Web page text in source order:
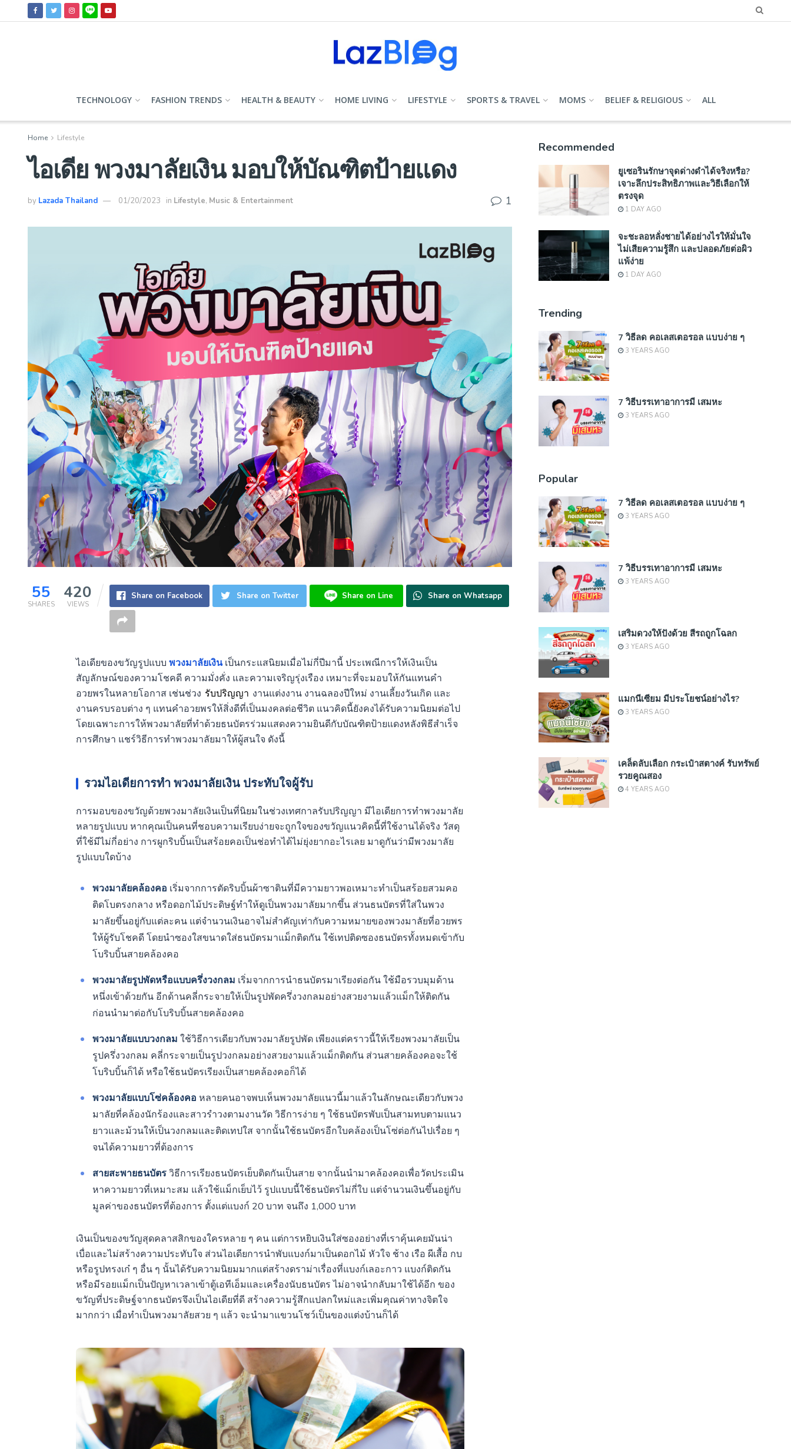
TECHNOLOGY FASHION TRENDS HEALTH & BEAUTY HOME LIVING LIFESTYLE SPORTS & TRAVEL MOMS BELIEF & RELIGIOUS ALL
Home Lifestyle
ไอเดีย พวงมาลัยเงิน มอบให้บัณฑิตป้ายแดง
by Lazada Thailand 01/20/2023 in Lifestyle, Music & Entertainment 1
55
SHARES
420
VIEWS
Share on Facebook Share on Twitter Share on Line Share on Whatsapp
ไอเดียของขวัญรูปแบบ พวงมาลัยเงินเป็นกระแสนิยมเมื่อไม่กี่ปีมานี้ ประเพณีการให้เงินเป็น
สัญลักษณ์ของความโชคดี ความมั่งคั่ง และความเจริญรุ่งเรือง เหมาะที่จะมอบให้กันแทนคำ
อวยพรในหลายโอกาส เช่นช่วง รับปริญญา งานแต่งงาน งานฉลองปีใหม่ งานเลี้ยงวันเกิด และ
งานครบรอบต่าง ๆ แทนคำอวยพรให้สิ่งดีที่เป็นมงคลต่อชีวิต แนวคิดนี้ยังคงได้รับความนิยมต่อไป
โดยเฉพาะการให้พวงมาลัยที่ทำด้วยธนบัตรร่วมแสดงความยินดีกับบัณฑิตป้ายแดงหลังพิธีสำเร็จ
การศึกษา แชร์วิธีการทำพวงมาลัยมาให้ผู้สนใจ ดังนี้
รวมไอเดียการทำพวงมาลัยเงินประทับใจผู้รับ
การมอบของขวัญด้วยพวงมาลัยเงินเป็นที่นิยมในช่วงเทศกาลรับปริญญา มีไอเดียการทำพวงมาลัย
หลายรูปแบบ หากคุณเป็นคนที่ชอบความเรียบง่ายจะถูกใจของขวัญแนวคิดนี้ที่ใช้งานได้จริง วัสดุ
ที่ใช้มีไม่กี่อย่าง การผูกริบบิ้นเป็นสร้อยคอเป็นช่อทำได้ไม่ยุ่งยากอะไรเลย มาดูกันว่ามีพวงมาลัย
รูปแบบใดบ้าง
พวงมาลัยคล้องคอ เริ่มจากการตัดริบบิ้นผ้าซาตินที่มีความยาวพอเหมาะทำเป็นสร้อยสวมคอ
ติดโบตรงกลาง หรือดอกไม้ประดิษฐ์ทำให้ดูเป็นพวงมาลัยมากขึ้น ส่วนธนบัตรที่ใส่ในพวง
มาลัยขึ้นอยู่กับแต่ละคน แต่จำนวนเงินอาจไม่สำคัญเท่ากับความหมายของพวงมาลัยที่อวยพร
ให้ผู้รับโชคดี โดยนำซองใสขนาดใส่ธนบัตรมาแม็กติดกัน ใช้เทปติดซองธนบัตรทั้งหมดเข้ากับ
โบริบบิ้นสายคล้องคอ
พวงมาลัยรูปพัดหรือแบบครึ่งวงกลม เริ่มจากการนำธนบัตรมาเรียงต่อกัน ใช้มือรวบมุมด้าน
หนึ่งเข้าด้วยกัน อีกด้านคลี่กระจายให้เป็นรูปพัดครึ่งวงกลมอย่างสวยงามแล้วแม็กให้ติดกัน
ก่อนนำมาต่อกับโบริบบิ้นสายคล้องคอ
พวงมาลัยแบบวงกลม ใช้วิธีการเดียวกับพวงมาลัยรูปพัด เพียงแต่คราวนี้ให้เรียงพวงมาลัยเป็น
รูปครึ่งวงกลม คลี่กระจายเป็นรูปวงกลมอย่างสวยงามแล้วแม็กติดกัน ส่วนสายคล้องคอจะใช้
โบริบบิ้นก็ได้ หรือใช้ธนบัตรเรียงเป็นสายคล้องคอก็ได้
พวงมาลัยแบบโซ่คล้องคอ หลายคนอาจพบเห็นพวงมาลัยแนวนี้มาแล้วในลักษณะเดียวกับพวง
มาลัยที่คล้องนักร้องและสาวรำวงตามงานวัด วิธีการง่าย ๆ ใช้ธนบัตรพับเป็นสามทบตามแนว
ยาวและม้วนให้เป็นวงกลมและติดเทปใส จากนั้นใช้ธนบัตรอีกใบคล้องเป็นโซ่ต่อกันไปเรื่อย ๆ
จนได้ความยาวที่ต้องการ
สายสะพายธนบัตรวิธีการเรียงธนบัตรเย็บติดกันเป็นสาย จากนั้นนำมาคล้องคอเพื่อวัดประเมิน
หาความยาวที่เหมาะสม แล้วใช้แม็กเย็บไว้ รูปแบบนี้ใช้ธนบัตรไม่กี่ใบ แต่จำนวนเงินขึ้นอยู่กับ
มูลค่าของธนบัตรที่ต้องการ ตั้งแต่แบงก์ 20 บาท จนถึง 1,000 บาท
เงินเป็นของขวัญสุดคลาสสิกของใครหลาย ๆ คน แต่การหยิบเงินใส่ซองอย่างที่เราคุ้นเคยมันน่า
เบื่อและไม่สร้างความประทับใจ ส่วนไอเดียการนำพับแบงก์มาเป็นดอกไม้ หัวใจ ช้าง เรือ ผีเสื้อ กบ
หรือรูปทรงเก๋ ๆ อื่น ๆ นั้นได้รับความนิยมมากแต่สร้างดราม่าเรื่องที่แบงก์เลอะกาว แบงก์ติดกัน
หรือมีรอยแม็กเป็นปัญหาเวลาเข้าตู้เอทีเอ็มและเครื่องนับธนบัตร ไม่อาจนำกลับมาใช้ได้อีก ของ
ขวัญที่ประดิษฐ์จากธนบัตรจึงเป็นไอเดียที่ดี สร้างความรู้สึกแปลกใหม่และเพิ่มคุณค่าทางจิตใจ
มากกว่า เมื่อทำเป็นพวงมาลัยสวย ๆ แล้ว จะนำมาแขวนโชว์เป็นของแต่งบ้านก็ได้
Recommended
ยูเซอรินรักษาจุดด่างดำได้จริงหรือ?
เจาะลึกประสิทธิภาพและวิธีเลือกให้
ตรงจุด
1 DAY AGO
จะชะลอหลั่งชายได้อย่างไรให้มั่นใจ
ไม่เสียความรู้สึก และปลอดภัยต่อผิว
แพ้ง่าย
1 DAY AGO
Trending
7 วิธีลด คอเลสเตอรอล แบบง่าย ๆ
3 YEARS AGO
7 วิธีบรรเทาอาการมี เสมหะ
3 YEARS AGO
Popular
7 วิธีลด คอเลสเตอรอล แบบง่าย ๆ
3 YEARS AGO
7 วิธีบรรเทาอาการมี เสมหะ
3 YEARS AGO
เสริมดวงให้ปังด้วย สีรถถูกโฉลก
3 YEARS AGO
แมกนีเซียม มีประโยชน์อย่างไร?
3 YEARS AGO
เคล็ดลับเลือก กระเป๋าสตางค์ รับทรัพย์
รวยคูณสอง
4 YEARS AGO